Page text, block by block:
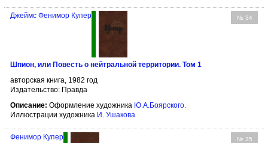
№ 34
Джеймс Фенимор Купер
Шпион, или Повесть о нейтральной территории. Том 1
авторская книга, 1982 год
Издательство: Правда
Описание: Оформление художника Ю.А.Боярского.
Иллюстрации художника И. Ушакова
№ 35
Фенимор Купер